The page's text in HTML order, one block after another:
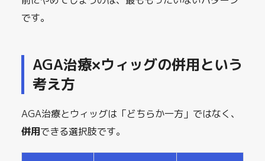
です。
AGA治療×ウィッグの併用という
考え方
AGA治療とウィッグは「どちらか一方」ではなく、
併用できる選択肢です。